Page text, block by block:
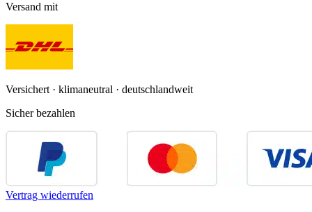
Versand mit
Versichert · klimaneutral · deutschlandweit
Sicher bezahlen
Vertrag wiederrufen